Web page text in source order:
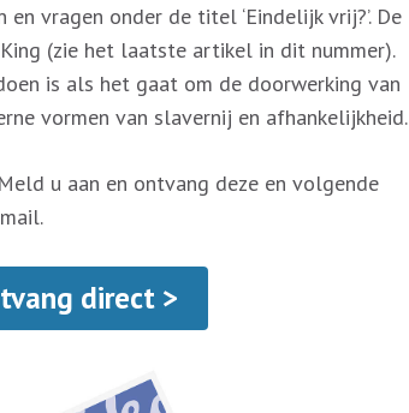
vragen onder de titel ‘Eindelijk vrij?’. De
(zie het laatste artikel in dit nummer).
is als het gaat om de doorwerking van
vormen van slavernij en afhankelijkheid.
u aan en ontvang deze en volgende
direct >